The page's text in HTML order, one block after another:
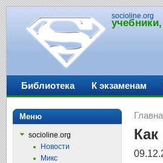
socioline.org
Как
Библиотека К экзаменам
Меню
socioline.org
Новости
Микс